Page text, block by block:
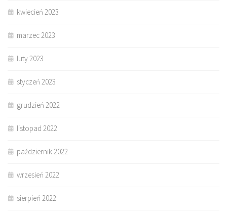
kwiecień 2023
marzec 2023
luty 2023
styczeń 2023
grudzień 2022
listopad 2022
październik 2022
wrzesień 2022
sierpień 2022